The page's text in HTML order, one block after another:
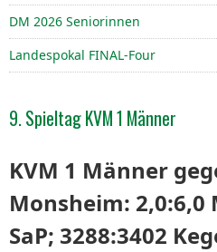
DM 2026 Seniorinnen
Landespokal FINAL-Four
9. Spieltag KVM 1 Männer
KVM 1 Männer
Monsheim: 2,0:6,0
SaP; 3288:3402